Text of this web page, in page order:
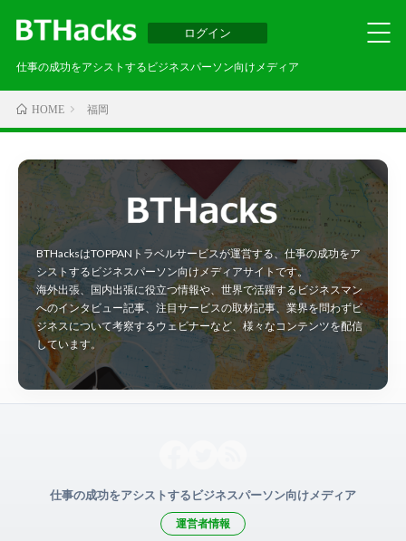
ログイン
仕事の成功をアシストするビジネスパーソン向けメディア
HOME 福岡
BTHacksはTOPPANトラベルサービスが運営する、仕事の成功をア
シストするビジネスパーソン向けメディアサイトです。
海外出張、国内出張に役立つ情報や、世界で活躍するビジネスマン
へのインタビュー記事、注目サービスの取材記事、業界を問わずビ
ジネスについて考察するウェビナーなど、様々なコンテンツを配信
しています。
仕事の成功をアシストするビジネスパーソン向けメディア
運営者情報